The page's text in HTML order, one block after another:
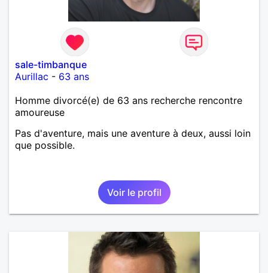
sale-timbanque
Aurillac - 63 ans
Homme divorcé(e) de 63 ans recherche rencontre
amoureuse
Pas d'aventure, mais une aventure à deux, aussi loin
que possible.
Voir le profil